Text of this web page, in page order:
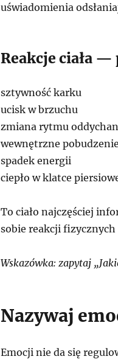
uświadomienia
Reakcje ciała —
sztywność karku
ucisk w brzuchu
zmiana rytmu
wewnętrzne pobudzenie
spadek energii
ciepło w klatce
To ciało najczęściej
sobie reakcji
Wskazówka: zapytaj
Nazywaj
Emocji nie da się